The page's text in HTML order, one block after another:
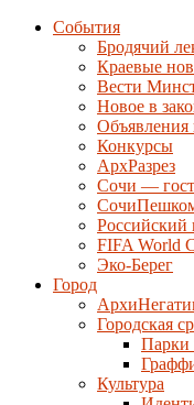
События
Бродячий
Краевые
Вести
Новое в
Объявления
Конкурсы
АрхРазрез
Сочи —
FIFA World
Эко-Берег
Город
Городская
Парки
Культура